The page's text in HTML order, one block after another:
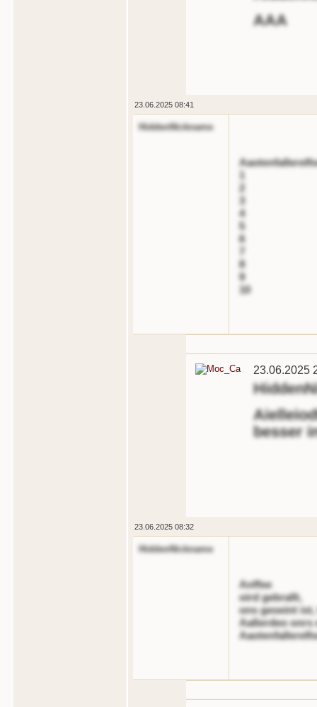
AAA
23.06.2025 08:41
HiddenNickname
1
2
3
4
5
6
7
8
9
10
23.06.2025
besser
23.06.2025 08:32
HiddenNickname
Anffee
oird gebrallt,
ons geoeint
Aaßerdeo onrs